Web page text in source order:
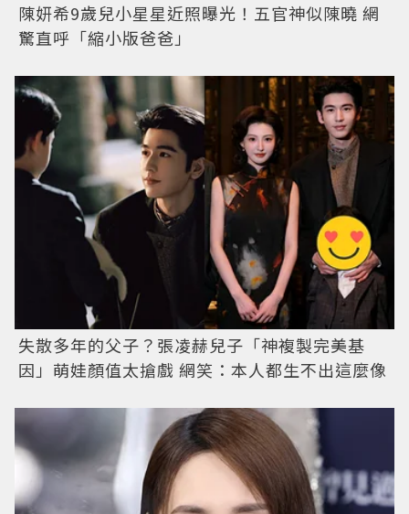
陳妍希9歲兒小星星近照曝光！五官神似陳曉 網
驚直呼「縮小版爸爸」
失散多年的父子？張凌赫兒子「神複製完美基
因」萌娃顏值太搶戲 網笑：本人都生不出這麼像